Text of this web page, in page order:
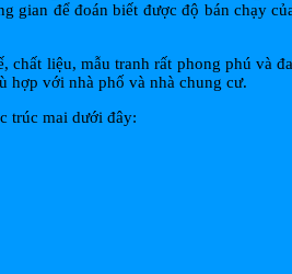
để đoán biết được độ bán chạy
liệu, mẫu tranh rất phong phú và
hợp với nhà phố và nhà chung cư.
trúc mai dưới đây: